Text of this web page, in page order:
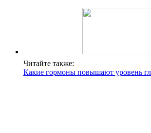
Читайте также:
Какие гормоны повышают уровень